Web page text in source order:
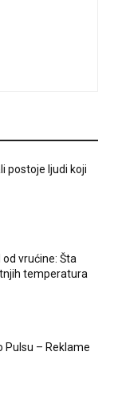
postoje ljudi koji
vrućine: Šta
temperatura
Pulsu – Reklame